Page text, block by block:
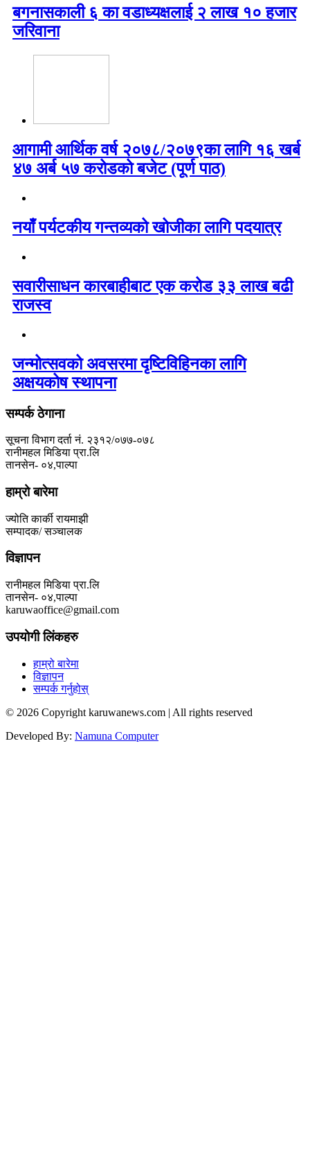
बगनासकाली ६ का वडाध्यक्षलाई २ लाख १० हजार
जरिवाना
आगामी आर्थिक वर्ष २०७८/२०७९का लागि १६ खर्ब
४७ अर्ब ५७ करोडको बजेट (पूर्ण पाठ)
नयाँ पर्यटकीय गन्तव्यको खोजीका लागि पदयात्र
सवारीसाधन कारबाहीबाट एक करोड ३३ लाख बढी
राजस्व
जन्मोत्सवको अवसरमा दृष्टिविहिनका लागि
अक्षयकोष स्थापना
सम्पर्क ठेगाना
सूचना विभाग दर्ता नं. २३१२/०७७-०७८
रानीमहल मिडिया प्रा.लि
तानसेन- ०४,पाल्पा
हाम्रो बारेमा
ज्योति कार्की रायमाझी
सम्पादक/ सञ्चालक
विज्ञापन
रानीमहल मिडिया प्रा.लि
तानसेन- ०४,पाल्पा
karuwaoffice@gmail.com
उपयोगी लिंकहरु
हाम्रो बारेमा
विज्ञापन
सम्पर्क गर्नुहोस्
© 2026 Copyright karuwanews.com | All rights reserved
Developed By: Namuna Computer